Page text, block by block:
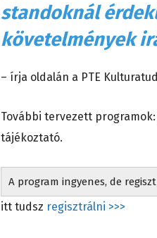
standoknál
követelmények
– írja oldalán a PTE
További tervezett
tájékoztató.
A program ingyenes, de
itt tudsz regisztrálni >>>